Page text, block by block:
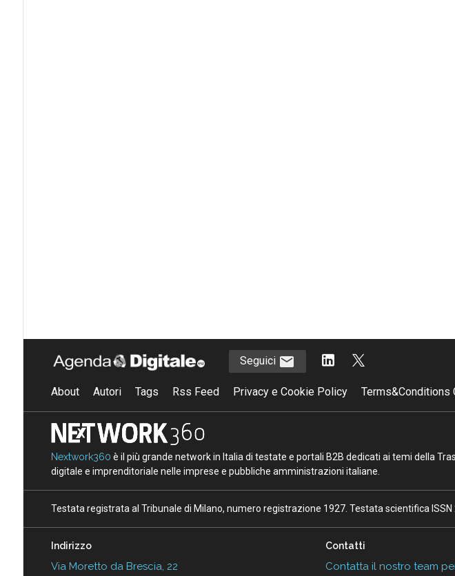
Seguici
About Autori Tags Rss Feed Privacy e Cookie Policy Terms&Conditions
Nextwork360 è il più grande network in Italia di testate e portali B2B dedicati ai temi della
digitale e imprenditoriale nelle imprese e pubbliche amministrazioni italiane.
Testata registrata al Tribunale di Milano, numero registrazione 1927. Testata scientifica
Indirizzo
Via Moretto da Brescia, 22
Contatti
Contatta il nostro team